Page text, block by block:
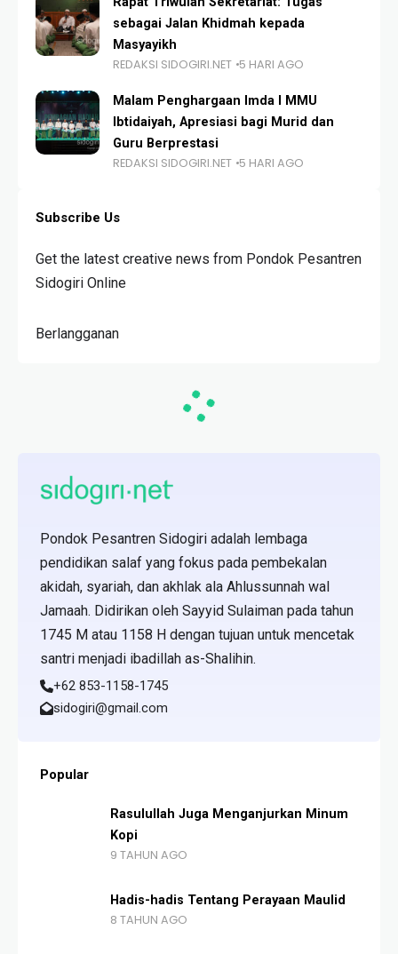
sebagai Jalan Khidmah kepada
Masyayikh
REDAKSI SIDOGIRI.NET 5 HARI AGO
Malam Penghargaan Imda I MMU
Ibtidaiyah, Apresiasi bagi Murid dan
Guru Berprestasi
REDAKSI SIDOGIRI.NET 5 HARI AGO
Subscribe Us
Get the latest creative news from Pondok Pesantren
Sidogiri Online
Berlangganan
Pondok Pesantren Sidogiri adalah lembaga
pendidikan salaf yang fokus pada pembekalan
akidah, syariah, dan akhlak ala Ahlussunnah wal
Jamaah. Didirikan oleh Sayyid Sulaiman pada tahun
1745 M atau 1158 H dengan tujuan untuk mencetak
santri menjadi ibadillah as-Shalihin.
+62 853-1158-1745
sidogiri@gmail.com
Popular
Rasulullah Juga Menganjurkan Minum
Kopi
9 TAHUN AGO
Hadis-hadis Tentang Perayaan Maulid
8 TAHUN AGO